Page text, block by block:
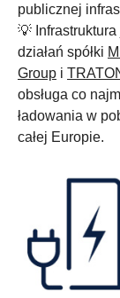
publicznej
💡
działań spółki
Group i
obsługa co
ładowania w
całej Europie.